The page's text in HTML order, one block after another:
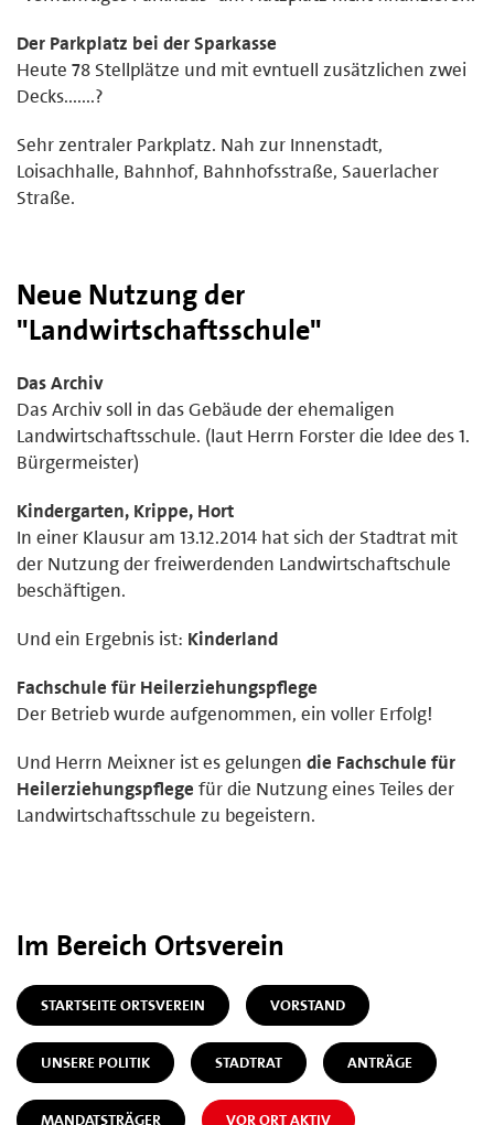
Der Parkplatz bei der Sparkasse
Heute 78 Stellplätze und mit evntuell zusätzlichen zwei
Decks.......?
Sehr zentraler Parkplatz. Nah zur Innenstadt,
Loisachhalle, Bahnhof, Bahnhofsstraße, Sauerlacher
Straße.
Neue Nutzung der
"Landwirtschaftsschule"
Das Archiv
Das Archiv soll in das Gebäude der ehemaligen
Landwirtschaftsschule. (laut Herrn Forster die Idee des 1.
Bürgermeister)
Kindergarten, Krippe, Hort
In einer Klausur am 13.12.2014 hat sich der Stadtrat mit
der Nutzung der freiwerdenden Landwirtschaftschule
beschäftigen.
Und ein Ergebnis ist: Kinderland
Fachschule für Heilerziehungspflege
Der Betrieb wurde aufgenommen, ein voller Erfolg!
Und Herrn Meixner ist es gelungen die Fachschule für
Heilerziehungspflege für die Nutzung eines Teiles der
Landwirtschaftsschule zu begeistern.
Im Bereich Ortsverein
STARTSEITE ORTSVEREIN VORSTAND
UNSERE POLITIK STADTRAT ANTRÄGE
MANDATSTRÄGER VOR ORT AKTIV